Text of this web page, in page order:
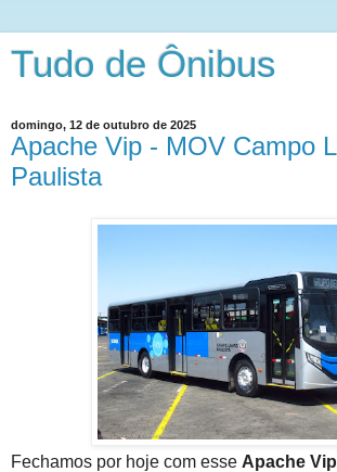
Tudo de Ônibus
domingo, 12 de outubro de 2025
Apache Vip - MOV Campo
Paulista
Fechamos por hoje com esse Apache Vip